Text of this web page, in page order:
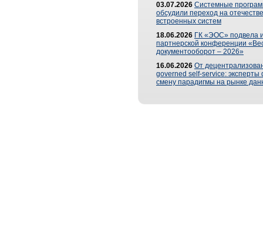
03.07.2026 Системные
обсудили переход на
встроенных систем
18.06.2026 ГК «ЭОС» подвела
партнерской конференции
документооборот – 2026»
16.06.2026 От
governed self-service: эксперты
смену парадигмы на рынке